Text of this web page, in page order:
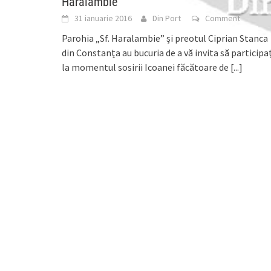
31 ianuarie 2016 Din Port Comment
Parohia „Sf. Haralambie” şi preotul Ciprian Stanca
din Constanța au bucuria de a vă invita să
la momentul sosirii Icoanei făcătoare de [...]